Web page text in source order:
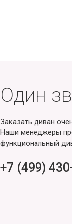
Один
Заказать диван
Наши менеджеры
функциональный
+7 (499)